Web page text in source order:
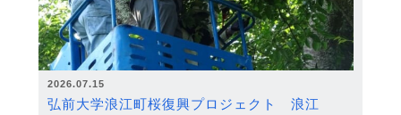
2026.07.15
弘前大学浪江町桜復興プロジェクト 浪江